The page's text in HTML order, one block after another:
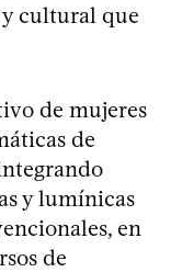
cultural que
de mujeres
de
y lumínicas
en
de